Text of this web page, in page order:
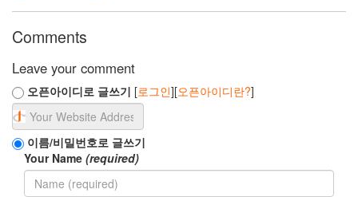
Comments
Leave your comment
오픈아이디로 글쓰기 [로그인][오픈아이디란?]
이름/비밀번호로 글쓰기
Your Name (required)
해
빠
국
가
인